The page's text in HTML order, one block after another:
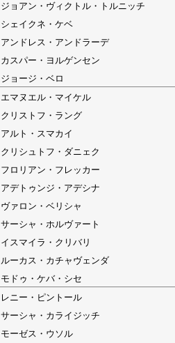
ジョアン・ヴィクトル・トルニッチ
シェイクネ・ケベ
アンドレス・アンドラーデ
カスパー・ヨルゲンセン
ジョージ・ベロ
エマヌエル・マイケル
クリストフ・ラング
アルト・スマカイ
クリシュトフ・ダニェク
フロリアン・フレッカー
アデトゥンジ・アデシナ
ヴァロン・ベリシャ
サーシャ・ホルヴァート
イスマイラ・クリバリ
ルーカス・カチャヴェンダ
モドゥ・ケバ・シセ
レニー・ピントール
サーシャ・カライジッチ
モーゼス・ウソル